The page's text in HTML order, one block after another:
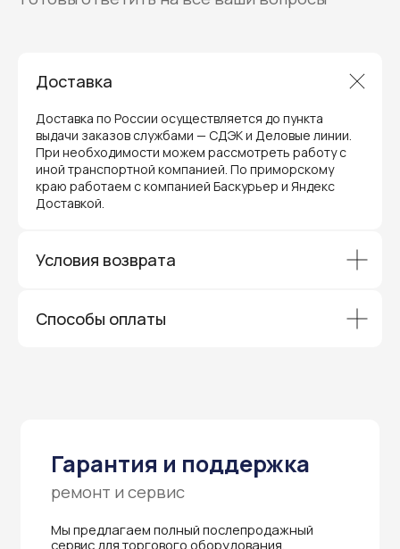
Доставка
Доставка по России осуществляется до пункта
выдачи заказов службами — СДЭК и Деловые линии.
При необходимости можем рассмотреть работу с
иной транспортной компанией. По приморскому
краю работаем с компанией Баскурьер и Яндекс
Доставкой.
Условия возврата
Способы оплаты
Гарантия и поддержка
Мы предлагаем полный послепродажный
сервис для торгового оборудования,
видеонаблюдения и онлайн-касс. Все
устройства, купленные у нас, покрываются
гарантией производителя и обслуживаются
Вам не придется отправлять оборудование
и ждать длительное время — мы обеспечиваем
ремонт и сервис